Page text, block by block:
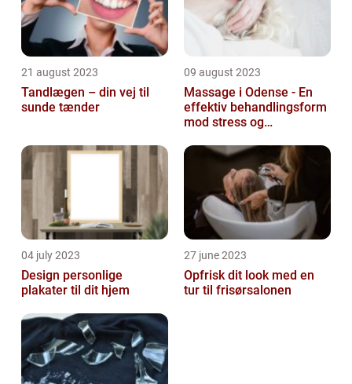
21 august 2023
Tandlægen – din vej til
sunde tænder
09 august 2023
Massage i Odense - En
effektiv behandlingsform
mod stress og
04 july 2023
Design personlige
plakater til dit hjem
27 june 2023
Opfrisk dit look med en
tur til frisørsalonen